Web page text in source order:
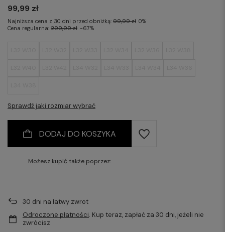
Sprawdź jaki rozmiar wybrać
99,99 zł
Najniższa cena z 30 dni przed obniżką: 99,99 zł 0%
Cena regularna: 299,99 zł -67%
DODAJ DO KOSZYKA
Możesz kupić także poprzez:
30 dni na łatwy zwrot
Odroczone płatności. Kup teraz, zapłać za 30 dni, jeżeli nie
zwrócisz